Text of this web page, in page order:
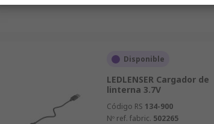
Disponible
LEDLENSER Cargador de
linterna 3.7V
Código RS 134-900
Nº ref. fabric. 502265